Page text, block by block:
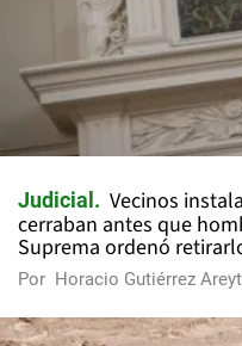
Judicial
Vecinos
cerraban antes que
Suprema ordenó
Por Horacio Gutiérrez